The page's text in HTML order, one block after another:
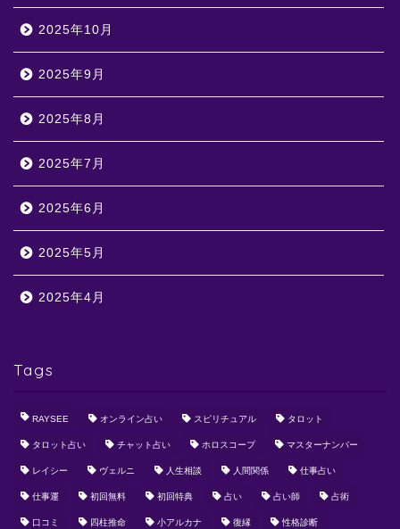
2025年10月
2025年9月
2025年8月
2025年7月
2025年6月
2025年5月
2025年4月
Tags
RAYSEE オンライン占い スピリチュアル タロット
タロット占い チャット占い ホロスコープ マスターナンバー
レイシー ヴェルニ 人生相談 人間関係 仕事占い
仕事運 初回無料 初回特典 占い 占い師 占術
口コミ 四柱推命 小アルカナ 復縁 性格診断